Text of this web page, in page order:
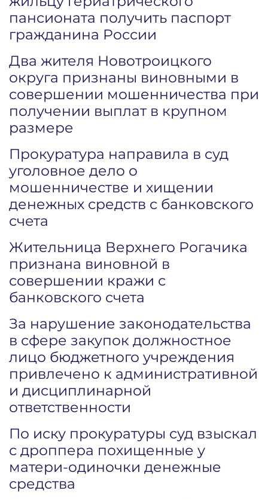
пансионата получить паспорт
гражданина России
Два жителя Новотроицкого
округа признаны виновными в
совершении мошенничества при
получении выплат в крупном
размере
Прокуратура направила в суд
уголовное дело о
мошенничестве и хищении
денежных средств с банковского
счета
Жительница Верхнего Рогачика
признана виновной в
совершении кражи с
банковского счета
За нарушение законодательства
в сфере закупок должностное
лицо бюджетного учреждения
привлечено к административной
и дисциплинарной
ответственности
По иску прокуратуры суд взыскал
с дроппера похищенные у
матери-одиночки денежные
средства